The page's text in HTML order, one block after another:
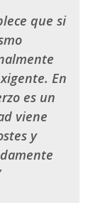
que si
En
es un
viene
y